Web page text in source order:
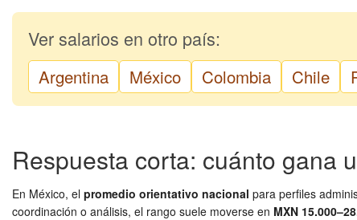
Ver salarios en otro país:
Argentina México Colombia Chile
Respuesta corta: cuánto gana
En México, el promedio orientativo nacional para perfiles
coordinación o análisis, el rango suele moverse en MXN